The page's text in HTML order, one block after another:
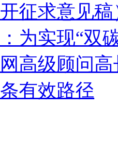
征求意见
为实现“双
高级顾问
有效路径